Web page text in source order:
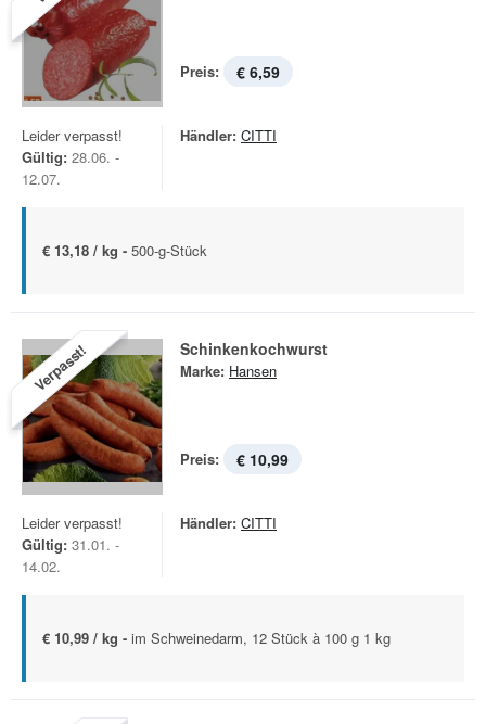
Preis: € 6,59
Leider verpasst!
Gültig: 28.06. -
12.07.
Händler: CITTI
€ 13,18 / kg - 500-g-Stück
Verpasst! Schinkenkochwurst
Marke: Hansen
Preis: € 10,99
Leider verpasst!
Gültig: 31.01. -
14.02.
Händler: CITTI
€ 10,99 / kg - im Schweinedarm, 12 Stück à 100 g 1 kg